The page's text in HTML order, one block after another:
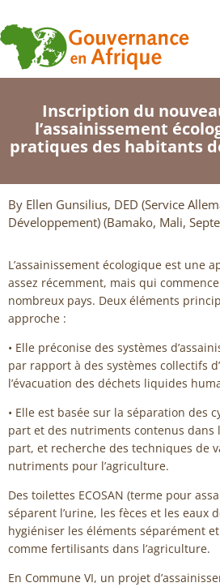
Inscription du
l’assainissement
pratiques des habitants
By Ellen Gunsilius, DED (Service
Développement) (Bamako, Mali,
L’assainissement écologique est une
assez récemment, mais qui
nombreux pays. Deux éléments
approche :
• Elle préconise des systèmes
par rapport à des systèmes collectifs
l’évacuation des déchets liquides
• Elle est basée sur la séparation des
part et des nutriments contenus dans
part, et recherche des techniques de
nutriments pour l’agriculture.
Des toilettes ECOSAN (terme pour
séparent l’urine, les fèces et les eaux
hygiéniser les éléments séparément
comme fertilisants dans l’agriculture.
En Commune VI, un projet